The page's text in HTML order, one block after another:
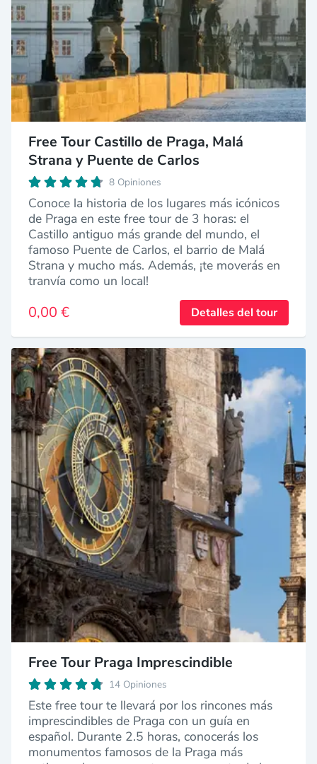
Free Tour Castillo de Praga, Malá
Strana y Puente de Carlos
8 Opiniones
Conoce la historia de los lugares más icónicos
de Praga en este free tour de 3 horas: el
Castillo antiguo más grande del mundo, el
famoso Puente de Carlos, el barrio de Malá
Strana y mucho más. Además, ¡te moverás en
tranvía como un local!
0,00 € Detalles del tour
Free Tour Praga Imprescindible
14 Opiniones
Este free tour te llevará por los rincones más
imprescindibles de Praga con un guía en
español. Durante 2.5 horas, conocerás los
monumentos famosos de la Praga más